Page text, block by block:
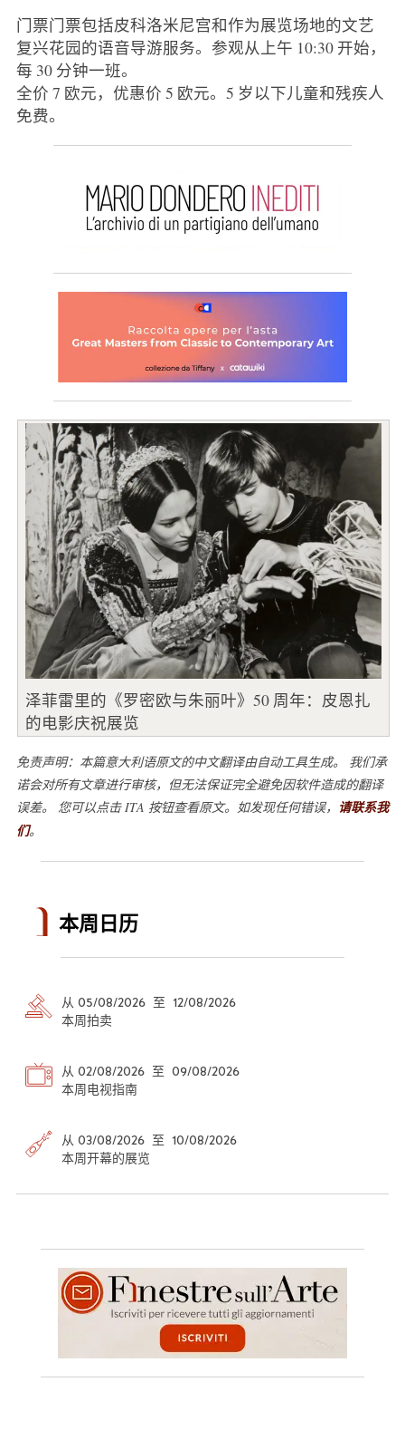
门票门票包括皮科洛米尼宫和作为展览场地的文艺
复兴花园的语音导游服务。参观从上午 10:30 开始，
每 30 分钟一班。
全价 7 欧元，优惠价 5 欧元。5 岁以下儿童和残疾人
免费。
泽菲雷里的《罗密欧与朱丽叶》50 周年：皮恩扎
的电影庆祝展览
免责声明：本篇意大利语原文的中文翻译由自动工具生成。 我们承
诺会对所有文章进行审核，但无法保证完全避免因软件造成的翻译
误差。 您可以点击 ITA 按钮查看原文。如发现任何错误， 请联系我
们。
本周日历
从 05/08/2026 至 12/08/2026
本周拍卖
从 02/08/2026 至 09/08/2026
本周电视指南
从 03/08/2026 至 10/08/2026
本周开幕的展览